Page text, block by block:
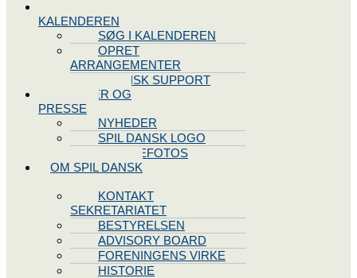
KALENDEREN
SØG I KALENDEREN
OPRET
ARRANGEMENTER
TEKNISK SUPPORT
NYHEDER OG
PRESSE
NYHEDER
SPIL DANSK LOGO
PRESSEFOTOS
OM SPIL DANSK
KONTAKT
SEKRETARIATET
BESTYRELSEN
ADVISORY BOARD
FORENINGENS VIRKE
HISTORIE